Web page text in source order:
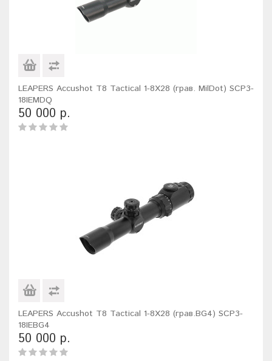
LEAPERS Accushot T8 Tactical 1-8X28 (грав. MilDot) SCP3-
18IEMDQ
50 000 р.
LEAPERS Accushot T8 Tactical 1-8X28 (грав.BG4) SCP3-
18IEBG4
50 000 р.